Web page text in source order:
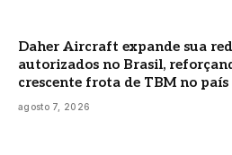
Daher Aircraft expande sua
autorizados no Brasil,
crescente frota de TBM no país
agosto 7, 2026